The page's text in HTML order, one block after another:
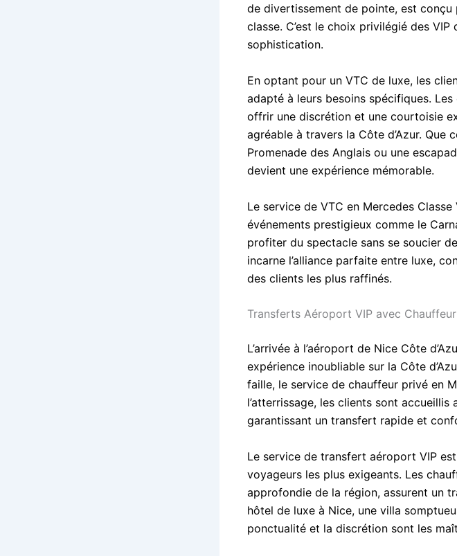
de divertissement de pointe, est
classe. C’est le choix privilégié des
sophistication.
En optant pour un VTC de luxe, les
adapté à leurs besoins spécifiques.
offrir une discrétion et une courtoisie
agréable à travers la Côte d’Azur. Que
Promenade des Anglais ou une
devient une expérience mémorable.
Le service de VTC en Mercedes
événements prestigieux comme le
profiter du spectacle sans se soucier
incarne l’alliance parfaite entre luxe,
des clients les plus raffinés.
Transferts Aéroport VIP avec
L’arrivée à l’aéroport de Nice Côte
expérience inoubliable sur la Côte
faille, le service de chauffeur privé en
l’atterrissage, les clients sont
garantissant un transfert rapide et
Le service de transfert aéroport VIP
voyageurs les plus exigeants. Les
approfondie de la région, assurent un
hôtel de luxe à Nice, une villa
ponctualité et la discrétion sont les